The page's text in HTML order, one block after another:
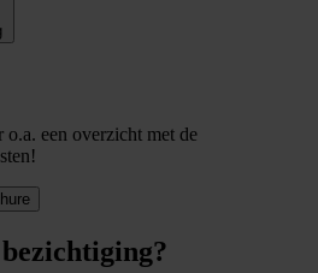
een overzicht met de